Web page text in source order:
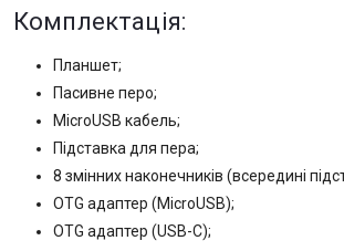
Комплектація:
Планшет;
Пасивне перо;
MicroUSB кабель;
Підставка для пера;
8 змінних наконечників (всередині
OTG адаптер (MicroUSB);
OTG адаптер (USB-C);